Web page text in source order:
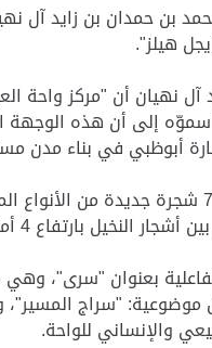
بن حمدان بن زايد آل
هيلز".
نهيان أن "مركز واحة
إلى أن هذه الوجهة
أبوظبي في بناء مدن
بعنوان "سرى"،
"سراج المسير"،
والإنساني للواحة.